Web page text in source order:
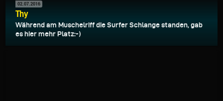
02.07.2016
Thy
Während am Muschelriff die Surfer Schlange standen, gab
es hier mehr Platz:-)